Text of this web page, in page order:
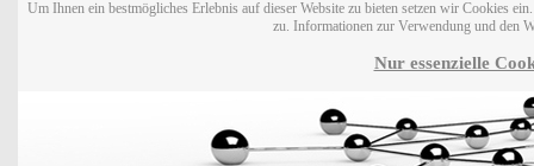
Um Ihnen ein bestmögliches Erlebnis auf dieser Website zu bieten setzen wir Cookies
zu. Informationen zur Verwendung und den
Nur essenzielle